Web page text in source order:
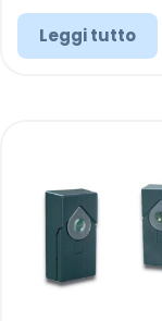
Leggi tutto